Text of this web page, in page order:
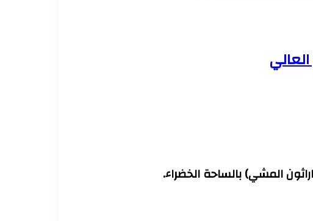
المشي) بالساحة الخضراء.